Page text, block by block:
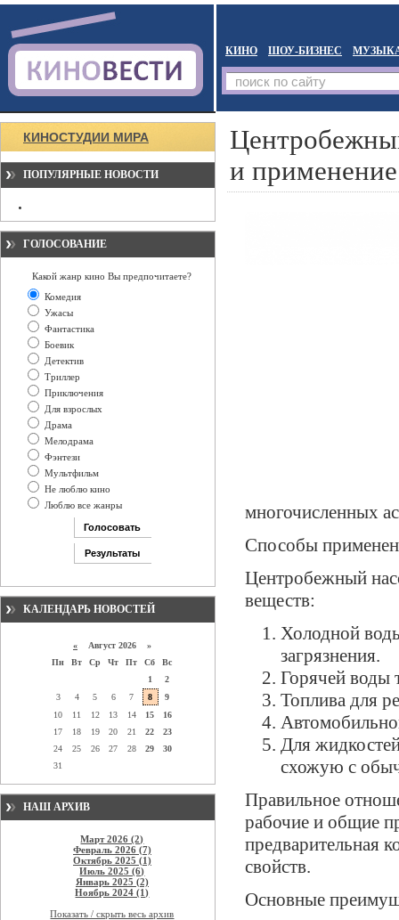
КИНО ШОУ-БИЗНЕС
КИНОСТУДИИ МИРА
ПОПУЛЯРНЫЕ НОВОСТИ
ГОЛОСОВАНИЕ
Какой жанр кино Вы предпочитаете?
Комедия
Ужасы
Фантастика
Боевик
Детектив
Триллер
Приключения
Для взрослых
Драма
Мелодрама
Фэнтези
Мультфильм
Не люблю кино
Люблю все жанры
КАЛЕНДАРЬ НОВОСТЕЙ
« Август 2026 »
Пн
Вт Ср Чт Пт Сб
Вс
1
2
3
4 5 6 7 8
9
10
11 12 13 14 15
16
17
18 19 20 21 22
23
24
25 26 27 28 29
30
31
НАШ АРХИВ
Март 2026 (2)
Февраль 2026 (7)
Октябрь 2025 (1)
Июль 2025 (6)
Январь 2025 (2)
Ноябрь 2024 (1)
Показать / скрыть весь архив
и применение
многочисленных
Способы
Центробежный
веществ:
Холодной
загрязнения.
Горячей воды
Топлива для
Для
схожую с
Правильное
рабочие и общие
предварительная
свойств.
Основные